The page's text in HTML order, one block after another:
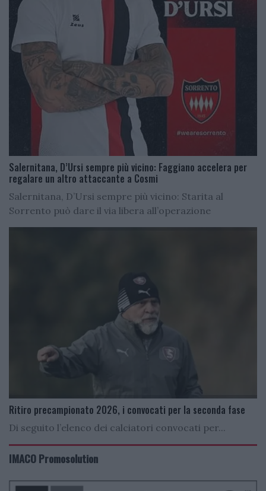
Salernitana, D’Ursi sempre più vicino: Faggiano accelera per
regalare un altro attaccante a Cosmi
Salernitana, D’Ursi sempre più vicino: Starita al
Sorrento può dare il via libera all’operazione
Ritiro precampionato 2026, i convocati per la seconda fase
Di seguito l’elenco dei calciatori convocati per...
IMACO Promosolution